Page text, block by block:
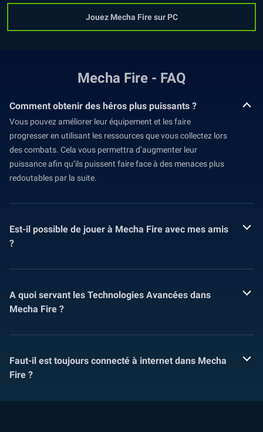
Jouez Mecha Fire sur PC
Mecha Fire - FAQ
Comment obtenir des héros plus puissants ?
Vous pouvez améliorer leur équipement et les faire
progresser en utilisant les ressources que vous collectez lors
des combats. Cela vous permettra d’augmenter leur
puissance afin qu’ils puissent faire face à des menaces plus
redoutables par la suite.
Est-il possible de jouer à Mecha Fire avec mes amis
?
A quoi servant les Technologies Avancées dans
Mecha Fire ?
Faut-il est toujours connecté à internet dans Mecha
Fire ?